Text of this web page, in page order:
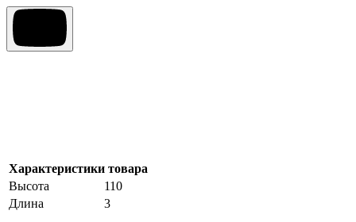
Характеристики товара
Высота
110
Длина
3